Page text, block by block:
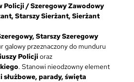
Policji / Szeregowy Zawodowy
Starszy Sierżant, Sierżant
Starszy Szeregowy
galowy przeznaczony do munduru
Policjioraz
. Stanowi nieodzowny element
parady, święta